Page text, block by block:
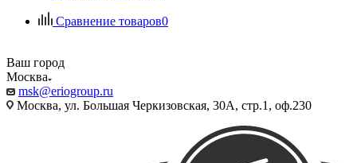
Сравнение товаров0
Ваш город
Москва
msk@eriogroup.ru
Москва, ул. Большая Черкизовская, 30А, стр.1, оф.230